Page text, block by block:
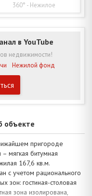
360° - Нежилое
в YouTube
недвижимости!
Нежилой фонд
объекте
пригороде
мягкая битумная
167,6 кв.м.
с учетом рационального
зон: гостиная-столовая
зона изолирована,